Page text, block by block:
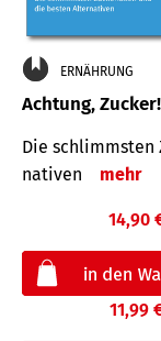
ERNÄHRUNG
Achtung, Zucker!
Die
nativen
mehr
14,90
11,99